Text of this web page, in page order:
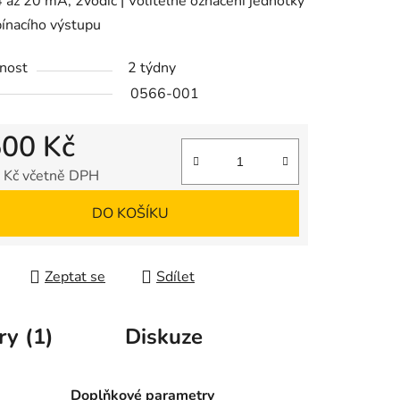
výstupu
2 týdny
0566-001
Kč
včetně DPH
DO KOŠÍKU
Zeptat se Sdílet
(1) Diskuze
Doplňkové parametry